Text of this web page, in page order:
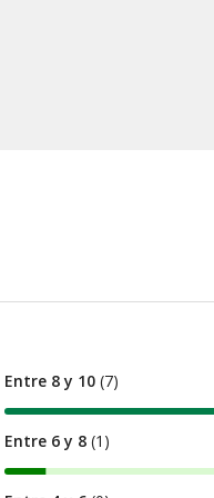
Entre 8 y 10 (7)
Entre 6 y 8 (1 )